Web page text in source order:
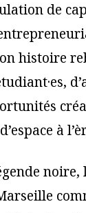
de
histoire
à